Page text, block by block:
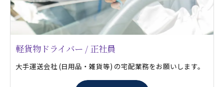
軽貨物ドライバー / 正社員
大手運送会社 (日用品・雑貨等) の宅配業務をお願いします。